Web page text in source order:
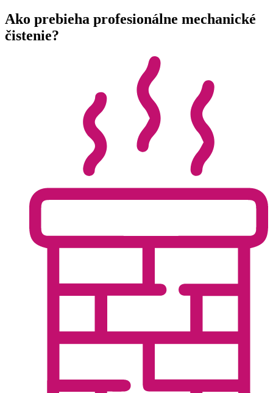
Ako prebieha profesionálne mechanické
čistenie?